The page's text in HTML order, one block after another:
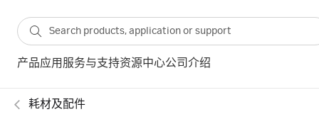
产品应用 服务与支持资源中心公司介绍
耗材及配件